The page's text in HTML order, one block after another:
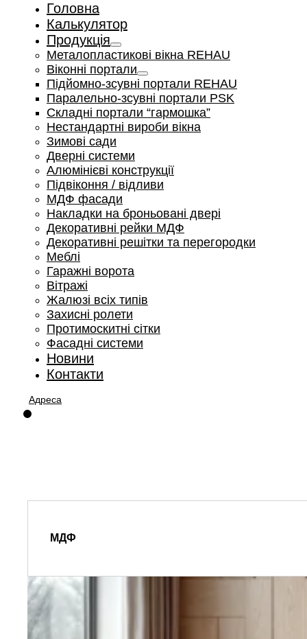
Головна
Калькулятор
Продукція
Металопластикові вікна REHAU
Віконні портали
Підйомно-зсувні портали REHAU
Паралельно-зсувні портали PSK
Складні портали “гармошка”
Нестандартні вироби вікна
Зимові сади
Дверні системи
Алюмінієві конструкції
Підвіконня / відливи
МДФ фасади
Накладки на броньовані двері
Декоративні рейки МДФ
Декоративні решітки та перегородки
Меблі
Гаражні ворота
Вітражі
Жалюзі всіх типів
Захисні ролети
Протимоскитні сітки
Фасадні системи
Новини
Контакти
Адреса
МДФ